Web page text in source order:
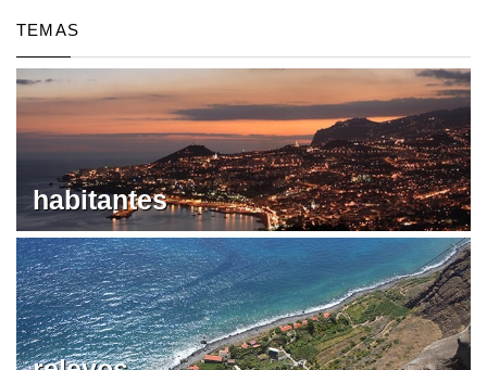
TEMAS
habitantes